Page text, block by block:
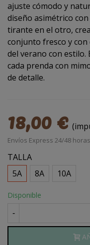
ajuste cómodo y
diseño asimétrico
tirante en el otro,
conjunto fresco y
del verano con estilo.
cada prenda con
de detalle.
18,00 €
Envíos Express 24/48 horas
TALLA
5A
8A 10A
Disponible
-